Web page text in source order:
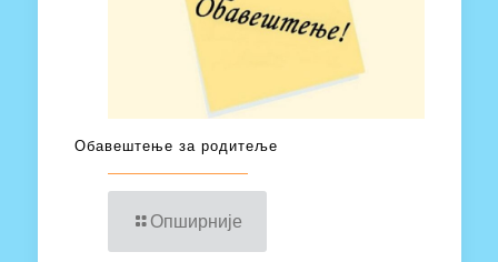
Обавештење за родитеље
Опширније